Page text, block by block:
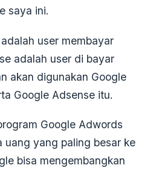
saya ini.
user membayar
adalah user di bayar
akan digunakan Google
Google Adsense itu.
Google Adwords
uang yang paling besar ke
bisa mengembangkan